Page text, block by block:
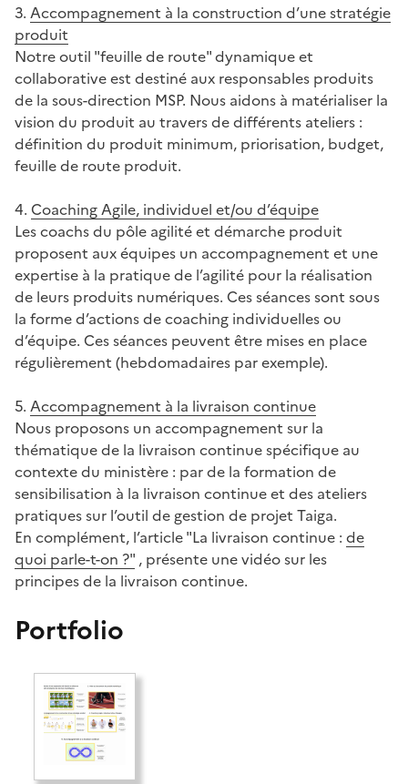
3. Accompagnement à la construction d’une stratégie
produit
Notre outil "feuille de route" dynamique et
collaborative est destiné aux responsables produits
de la sous-direction MSP. Nous aidons à matérialiser la
vision du produit au travers de différents ateliers :
définition du produit minimum, priorisation, budget,
feuille de route produit.
4. Coaching Agile, individuel et/ou d’équipe
Les coachs du pôle agilité et démarche produit
proposent aux équipes un accompagnement et une
expertise à la pratique de l’agilité pour la réalisation
de leurs produits numériques. Ces séances sont sous
la forme d’actions de coaching individuelles ou
d’équipe. Ces séances peuvent être mises en place
régulièrement (hebdomadaires par exemple).
5. Accompagnement à la livraison continue
Nous proposons un accompagnement sur la
thématique de la livraison continue spécifique au
contexte du ministère : par de la formation de
sensibilisation à la livraison continue et des ateliers
pratiques sur l’outil de gestion de projet Taiga.
En complément, l’article "La livraison continue : de
quoi parle-t-on ?" , présente une vidéo sur les
principes de la livraison continue.
Portfolio